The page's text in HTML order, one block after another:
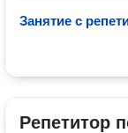
Занятие с
Репетитор